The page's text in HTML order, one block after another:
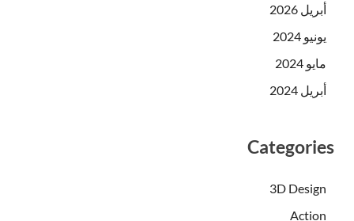
أبريل 2026
يونيو 2024
مايو 2024
أبريل 2024
Categories
3D Design
Action